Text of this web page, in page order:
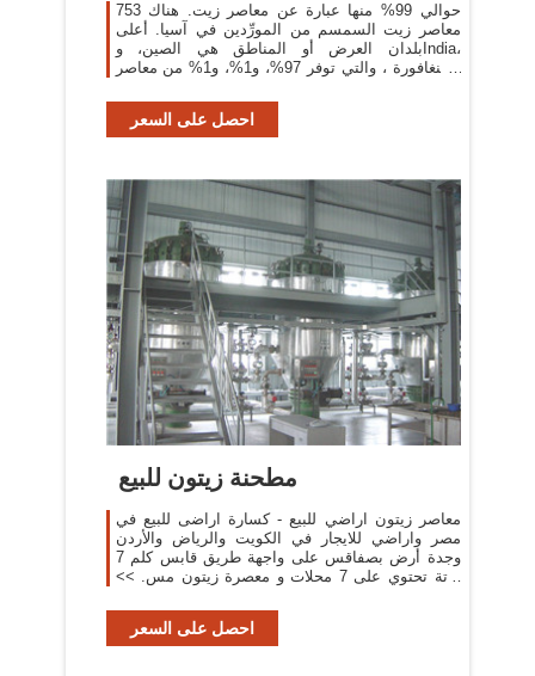
حوالي 99% منها عبارة عن معاصر زيت. هناك 753
معاصر زيت السمسم من المورِّدين في آسيا. أعلى
بلدان العرض أو المناطق هي الصين، وIndia،
وسنغافورة ، والتي توفر 97%، و1%، و1% من معاصر
احصل على السعر
مطحنة زيتون للبيع
معاصر زيتون اراضي للبيع - كسارة اراضى للبيع في
مصر واراضي للايجار في الكويت والرياض والأردن
وجدة أرض بصفاقس على واجهة طريق قابس كلم 7
توتة تحتوي على 7 محلات و معصرة زيتون مس. >>
احصل على السعر